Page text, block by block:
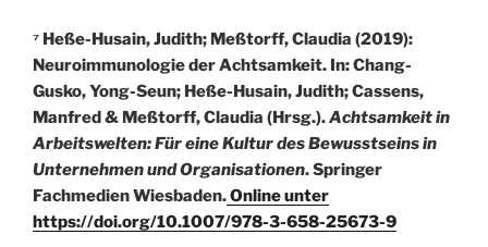
⁷ Heße-Husain, Judith; Meßtorff, Claudia (2019):
Neuroimmunologie der Achtsamkeit. In: Chang-
Gusko, Yong-Seun; Heße-Husain, Judith; Cassens,
Manfred & Meßtorff, Claudia (Hrsg.).Achtsamkeit in
Arbeitswelten: Für eine Kultur des Bewusstseins in
Unternehmen und Organisationen. Springer
Fachmedien Wiesbaden.Online unter
https://doi.org/10.1007/978-3-658-25673-9